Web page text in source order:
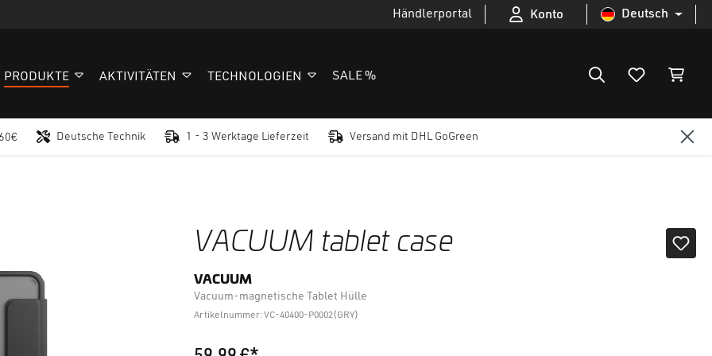
Händlerportal Konto Deutsch
PRODUKTE AKTIVITÄTEN TECHNOLOGIEN SALE %
Deutsche Technik 1 - 3 Werktage Lieferzeit Versand mit DHL GoGreen
VACUUM tablet case
VACUUM
Vacuum-magnetische Tablet Hülle
Artikelnummer: VC-40400-P0002(GRY)